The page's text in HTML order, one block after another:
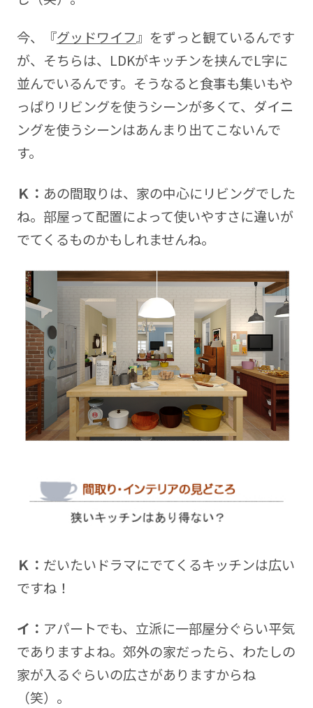
今、『グッドワイフ』をずっと観ているんです
が、そちらは、LDKがキッチンを挟んでL字に
並んでいるんです。そうなると食事も集いもや
っぱりリビングを使うシーンが多くて、ダイニ
ングを使うシーンはあんまり出てこないんで
す。
Ｋ： あの間取りは、家の中心にリビングでした
ね。部屋って配置によって使いやすさに違いが
でてくるものかもしれませんね。
Ｋ： だいたいドラマにでてくるキッチンは広い
ですね！
イ： アパートでも、立派に一部屋分ぐらい平気
でありますよね。郊外の家だったら、わたしの
家が入るぐらいの広さがありますからね
（笑）。